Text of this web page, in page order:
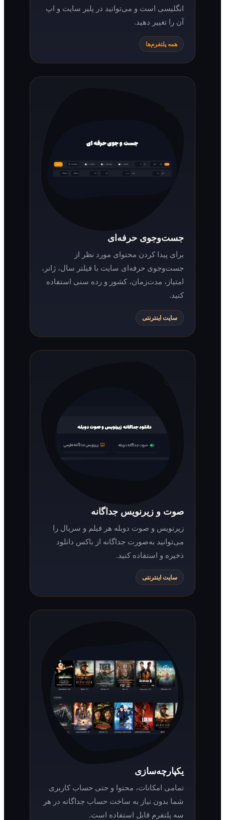
انگلیسی است و می‌توانید در پلیر سایت و اپ
آن را تغییر دهید.
همه پلتفرم‌ها
جست‌وجوی حرفه‌ای
برای پیدا کردن محتوای مورد نظر از
جست‌وجوی حرفه‌ای سایت با فیلتر سال، ژانر،
امتیاز، مدت‌زمان، کشور و رده سنی استفاده
سایت اینترنتی
صوت و زیرنویس جداگانه
زیرنویس و صوت دوبله هر فیلم و سریال را
می‌توانید به‌صورت جداگانه از باکس دانلود
ذخیره و استفاده کنید.
سایت اینترنتی
یکپارچه‌سازی
تمامی امکانات، محتوا و حتی حساب کاربری
شما بدون نیاز به ساخت حساب جداگانه در هر
سه پلتفرم قابل استفاده است.